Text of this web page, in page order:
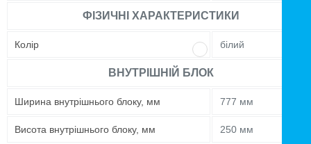
ФІЗИЧНІ ХАРАКТЕРИСТИКИ
Колір білий
ВНУТРІШНІЙ БЛОК
Ширина внутрішнього блоку, мм 777 мм
Висота внутрішнього блоку, мм 250 мм